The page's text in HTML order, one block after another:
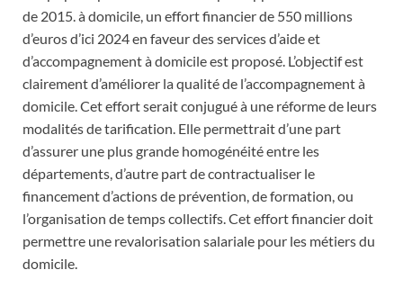
de 2015. à domicile, un effort financier de 550 millions
d’euros d’ici 2024 en faveur des services d’aide et
d’accompagnement à domicile est proposé. L’objectif est
clairement d’améliorer la qualité de l’accompagnement à
domicile. Cet effort serait conjugué à une réforme de leurs
modalités de tarification. Elle permettrait d’une part
d’assurer une plus grande homogénéité entre les
départements, d’autre part de contractualiser le
financement d’actions de prévention, de formation, ou
l’organisation de temps collectifs. Cet effort financier doit
permettre une revalorisation salariale pour les métiers du
domicile.